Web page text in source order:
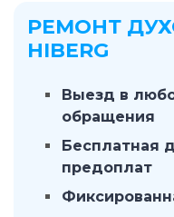
РЕМОНТ
HIBERG
Выезд в
обращения
Бесплатная
предоплат